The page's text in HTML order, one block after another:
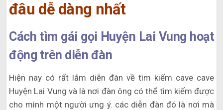
đâu dễ dàng nhất
Cách tìm gái gọi Huyện Lai Vung hoạt
động trên diễn đàn
Hiện nay có rất lắm diễn đàn về tìm kiếm cave cave
Huyện Lai Vung và là nơi đàn ông có thể tìm kiếm được
cho mình một người ưng ý. các diễn đàn đó là nơi mà